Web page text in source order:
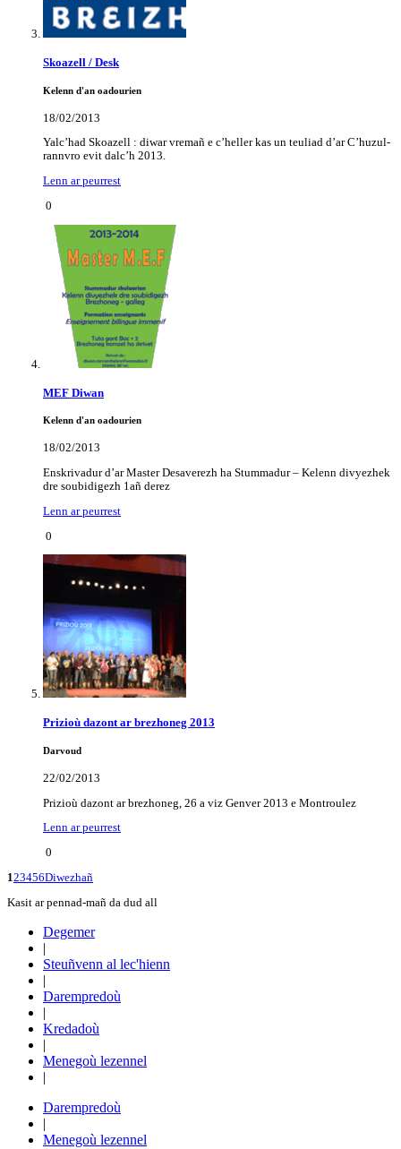
Skoazell / Desk
Kelenn d'an oadourien
18/02/2013
Yalc’had Skoazell : diwar vremañ e c’heller kas un teuliad d’ar C’huzul-
rannvro evit dalc’h 2013.
Lenn ar peurrest
0
MEF Diwan
Kelenn d'an oadourien
18/02/2013
Enskrivadur d’ar Master Desaverezh ha Stummadur – Kelenn divyezhek
dre soubidigezh 1añ derez
Lenn ar peurrest
0
Prizioù dazont ar brezhoneg 2013
Darvoud
22/02/2013
Prizioù dazont ar brezhoneg, 26 a viz Genver 2013 e Montroulez
Lenn ar peurrest
0
123456Diwezhañ
Kasit ar pennad-mañ da dud all
Degemer
|
Steuñvenn al lec'hienn
|
Darempredoù
|
Kredadoù
|
Menegoù lezennel
|
Darempredoù
|
Menegoù lezennel